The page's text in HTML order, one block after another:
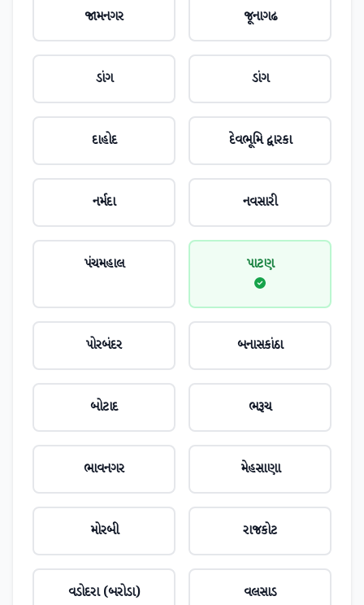
જામનગર જૂનાગઢ
ડાંગ ડાંગ
દાહોદ દેવભૂમિ દ્વારકા
નર્મદા નવસારી
પંચમહાલ પાટણ
પોરબંદર બનાસકાંઠા
બોટાદ ભરૂચ
ભાવનગર મેહસાણા
મોરબી રાજકોટ
વડોદરા (બરોડા) વલસાડ